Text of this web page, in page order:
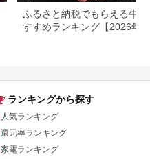
ふるさと納税でもらえる牛肉
すすめランキング【2026年
ランキングから探す
人気ランキング
還元率ランキング
家電ランキング